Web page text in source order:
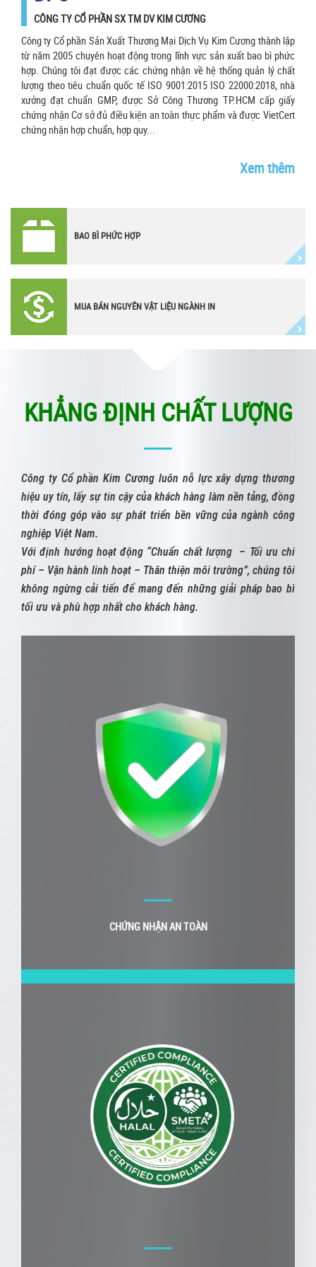
CÔNG TY CỔ PHẦN SX TM DV KIM CƯƠNG
Công ty Cổ phần Sản Xuất Thương Mại Dịch Vụ Kim Cương thành lập
từ năm 2005 chuyên hoạt động trong lĩnh vực sản xuất bao bì phức
hợp. Chúng tôi đạt được các chứng nhận về hệ thống quản lý chất
lượng theo tiêu chuẩn quốc tế ISO 9001:2015 ISO 22000:2018, nhà
xưởng đạt chuẩn GMP, được Sở Công Thương TP.HCM cấp giấy
chứng nhận Cơ sở đủ điều kiện an toàn thực phẩm và được VietCert
chứng nhận hợp chuẩn, hợp quy...
Xem thêm
BAO BÌ PHỨC HỢP
MUA BÁN NGUYÊN VẬT LIỆU NGÀNH IN
KHẲNG ĐỊNH CHẤT LƯỢNG
Công ty Cổ phần Kim Cương luôn nỗ lực xây dựng thương
hiệu uy tín, lấy sự tin cậy của khách hàng làm nền tảng, đồng
thời đóng góp vào sự phát triển bền vững của ngành công
nghiệp Việt Nam.
Với định hướng hoạt động “Chuẩn chất lượng – Tối ưu chi
phí – Vận hành linh hoạt – Thân thiện môi trường”, chúng tôi
không ngừng cải tiến để mang đến những giải pháp bao bì
tối ưu và phù hợp nhất cho khách hàng.
CHỨNG NHẬN AN TOÀN